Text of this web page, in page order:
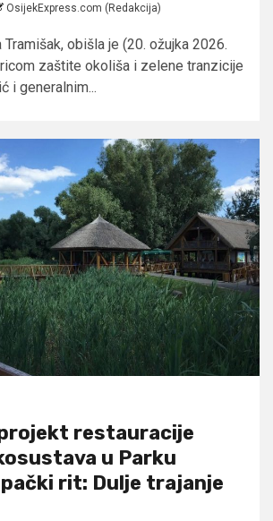
OsijekExpress.com (Redakcija)
Tramišak, obišla je (20. ožujka 2026.
zaštite okoliša i zelene tranzicije
i generalnim...
restauracije
u Parku
rit: Dulje trajanje